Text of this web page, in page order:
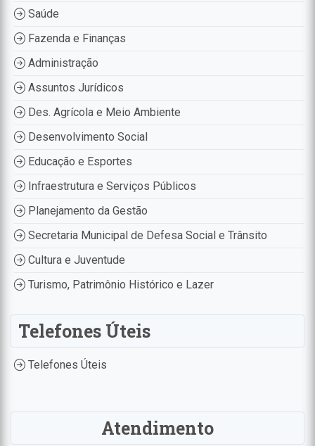
Saúde
Fazenda e Finanças
Administração
Assuntos Jurídicos
Des. Agrícola e Meio Ambiente
Desenvolvimento Social
Educação e Esportes
Infraestrutura e Serviços Públicos
Planejamento da Gestão
Secretaria Municipal de Defesa Social e Trânsito
Cultura e Juventude
Turismo, Patrimônio Histórico e Lazer
Telefones Úteis
Telefones Úteis
Atendimento